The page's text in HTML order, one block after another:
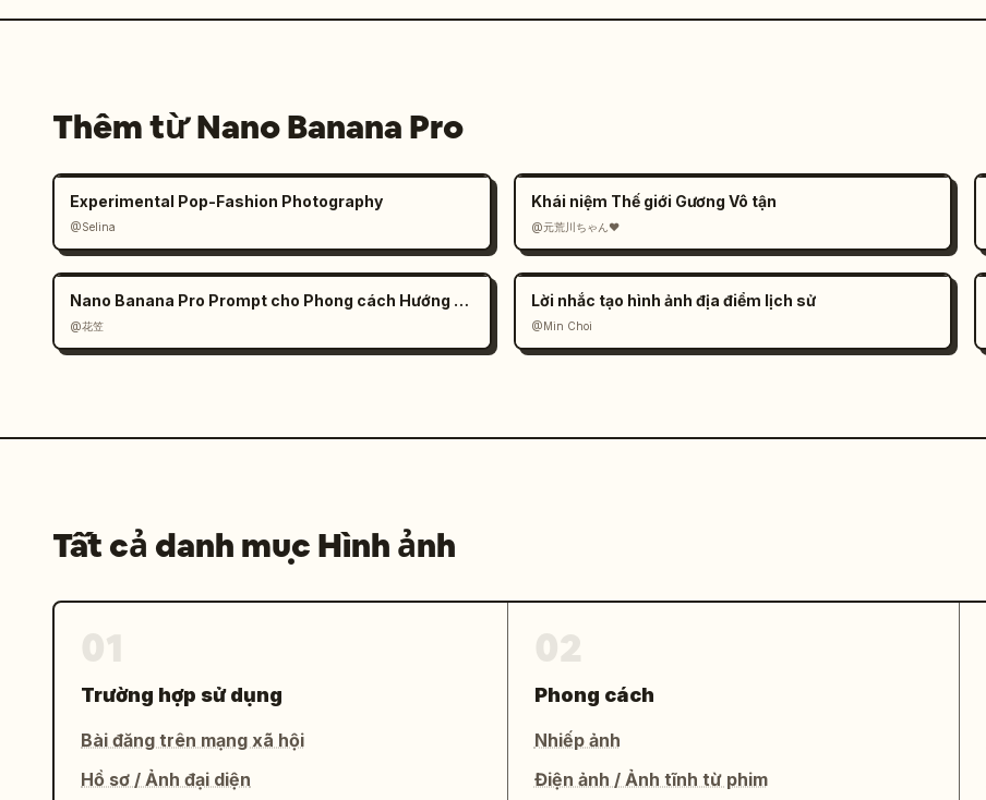
Thêm từ Nano Banana Pro
Experimental Pop-Fashion Photography
@Selina
Khái niệm Thế giới Gương Vô tận
@元荒川ちゃん❤
Nano Banana Pro Prompt cho Phong cách Hướng dẫn Chiến lược Trò chơi
@花笠
Lời nhắc tạo hình ảnh địa điểm lịch sử
@Min Choi
Tất cả danh mục Hình ảnh
Trường hợp sử dụng
Bài đăng trên mạng xã hội
Hồ sơ / Ảnh đại diện
Phong cách
Nhiếp ảnh
Điện ảnh / Ảnh tĩnh từ phim